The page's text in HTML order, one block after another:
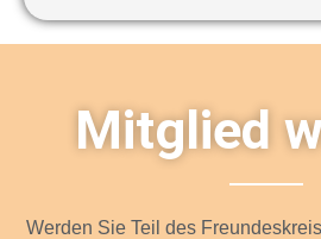
Mitglied
Werden Sie Teil des